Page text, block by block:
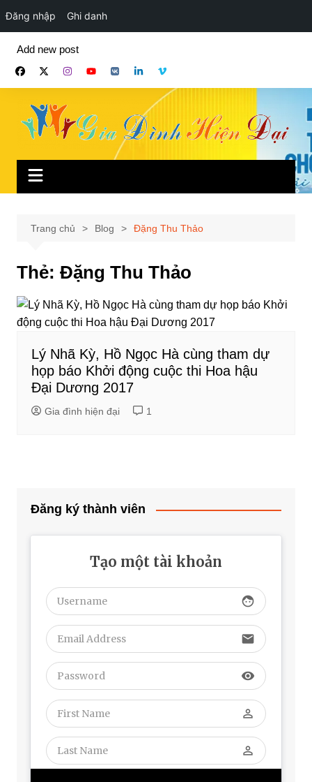
Đăng nhập Ghi danh
phần
Add new post
Trang chủ Blog Đặng Thu Thảo
Thẻ: Đặng Thu Thảo
Lý Nhã Kỳ, Hồ Ngọc Hà cùng tham dự
họp báo Khởi động cuộc thi Hoa hậu
Đại Dương 2017
Gia đình hiện đại 1
Đăng ký thành viên
Tạo một tài khoản
face
email
visibility
perm_identity
perm_identity